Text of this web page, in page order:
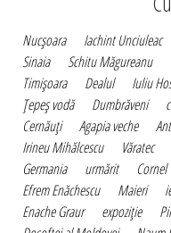
Nucşoara Iachint Unciuleac
Sinaia
Schitu Măgureanu
Timişoara
Dealul Iuliu
Ţepeş vodă
Dumbrăveni
Cernăuţi
Agapia veche
Irineu Mihălcescu
Văratec
Germania
urmărit Cornel
Efrem Enăchescu
Maieri
Enache Graur
expoziţie